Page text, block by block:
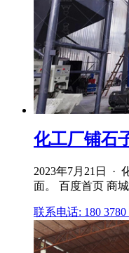
化工厂铺石
2023年7月21日 ·
面。 百度首页 商
联系电话: 180 3780